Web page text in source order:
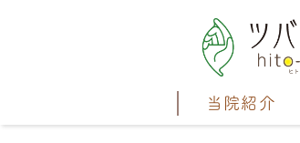
当院紹介